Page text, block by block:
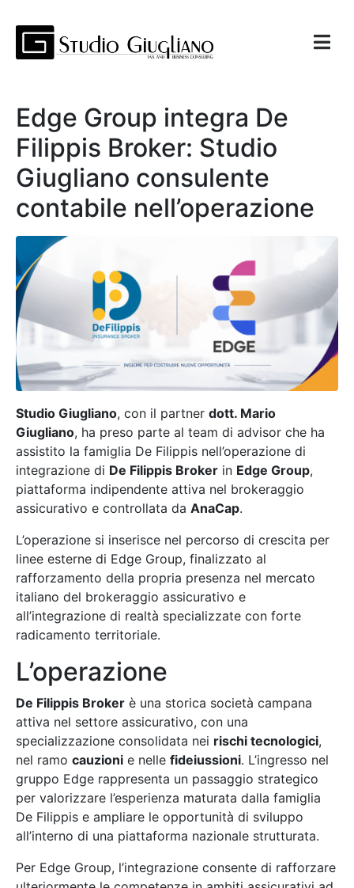
Edge Group integra De
Filippis Broker: Studio
Giugliano consulente
contabile nell’operazione
Studio Giugliano, con il partner dott. Mario
Giugliano, ha preso parte al team di advisor che ha
assistito la famiglia De Filippis nell’operazione di
integrazione di De Filippis Broker in Edge Group,
piattaforma indipendente attiva nel brokeraggio
assicurativo e controllata da AnaCap.
L’operazione si inserisce nel percorso di crescita per
linee esterne di Edge Group, finalizzato al
rafforzamento della propria presenza nel mercato
italiano del brokeraggio assicurativo e
all’integrazione di realtà specializzate con forte
radicamento territoriale.
L’operazione
De Filippis Broker è una storica società campana
attiva nel settore assicurativo, con una
specializzazione consolidata nei rischi tecnologici,
nel ramo cauzioni e nelle fideiussioni. L’ingresso nel
gruppo Edge rappresenta un passaggio strategico
per valorizzare l’esperienza maturata dalla famiglia
De Filippis e ampliare le opportunità di sviluppo
all’interno di una piattaforma nazionale strutturata.
Per Edge Group, l’integrazione consente di rafforzare